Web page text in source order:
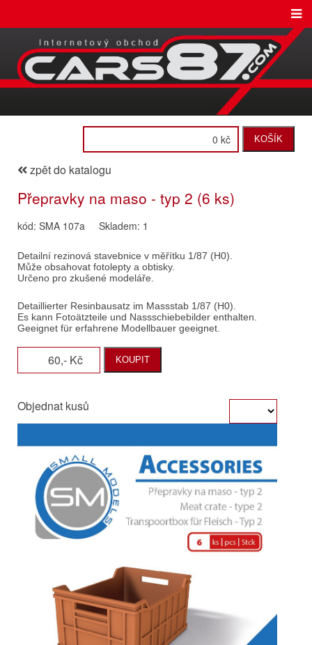
0 kč KOŠÍK
zpět do katalogu
Přepravky na maso - typ 2 (6 ks)
kód: SMA 107a Skladem: 1
60,- Kč KOUPIT
Objednat kusů